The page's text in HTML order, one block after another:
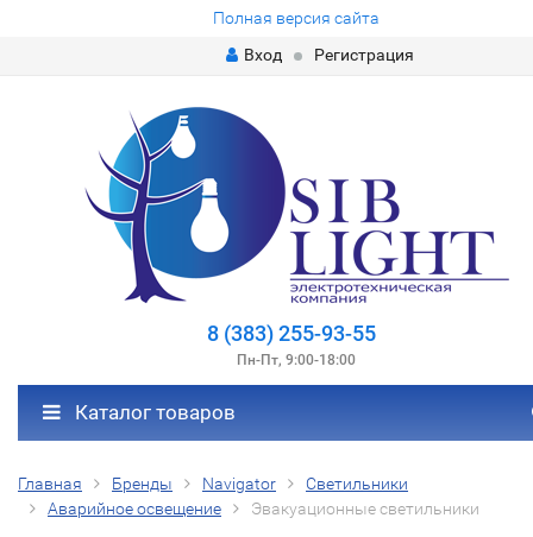
Полная версия сайта
Вход
Регистрация
8 (383) 255-93-55
Пн-Пт, 9:00-18:00
Каталог товаров
Главная Бренды Navigator
Светильники
Аварийное освещение
Эвакуационные светильники